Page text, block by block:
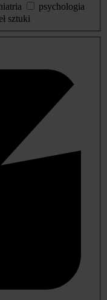
psychologia
sztuki